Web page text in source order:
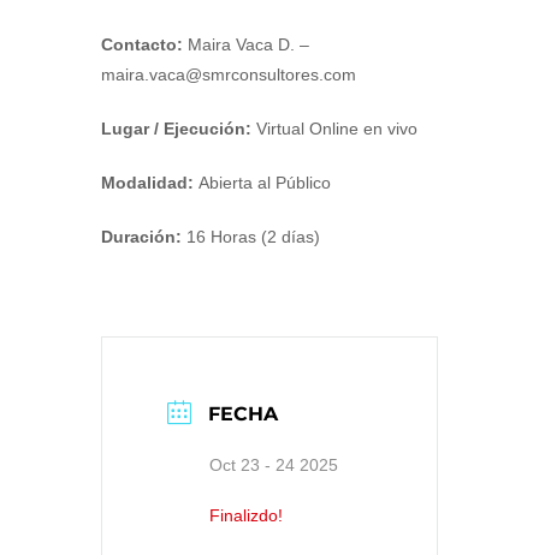
Contacto: Maira Vaca D. –
maira.vaca@smrconsultores.com
Lugar / Ejecución: Virtual Online en vivo
Modalidad: Abierta al Público
Duración: 16 Horas (2 días)
FECHA
Oct 23 - 24 2025
Finalizdo!